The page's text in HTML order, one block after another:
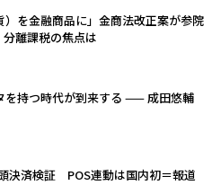
）を金融商品に」金商法改正案が参院
離課税の焦点は
を持つ時代が到来する —— 成田悠輔
決済検証 POS連動は国内初＝報道